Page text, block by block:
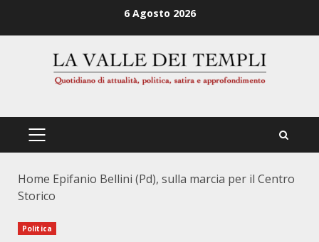
6 Agosto 2026
PRIMÄRES
Home Epifanio Bellini (Pd), sulla marcia per il Centro
Storico
Politica